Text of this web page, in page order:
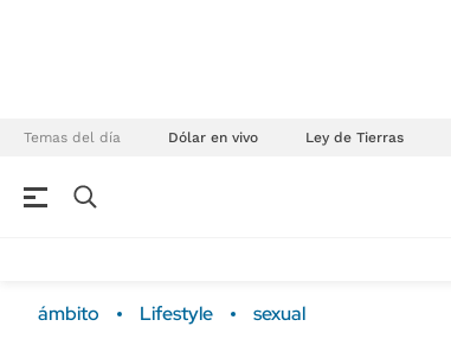
Temas del día Dólar en vivo Ley de Tierras
ámbito Lifestyle sexual